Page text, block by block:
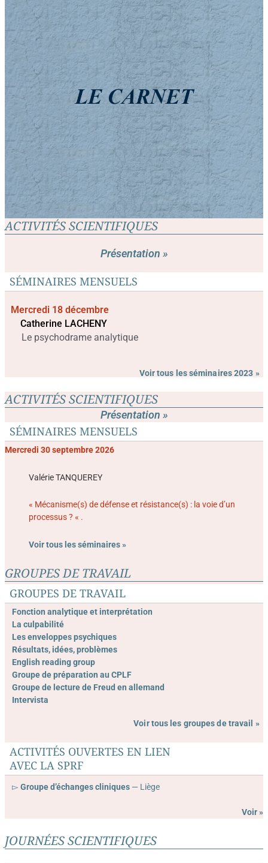
ACTIVITÉS SCIENTIFIQUES
Présentation »
SÉMINAIRES MENSUELS
Mercredi 18 décembre
Catherine LACHENY
Le psychodrame analytique
Voir tous les séminaires 2023 »
ACTIVITÉS SCIENTIFIQUES
Présentation »
SÉMINAIRES MENSUELS
Mercredi 30 septembre 2026
Valérie TANQUEREY
« Mécanisme(s) de défense et résistance(s) : la voie d’un
processus ? « .
Voir tous les séminaires »
GROUPES DE TRAVAIL
GROUPES DE TRAVAIL
Fonction analytique et interprétation
La culpabilité
Les enveloppes psychiques
Résultats, idées, problèmes
English reading group
Groupe de préparation au CPLF
Groupe de lecture de Freud en allemand
Intervista
Voir tous les groupes de travail »
ACTIVITÉS OUVERTES EN LIEN
AVEC LA SPRF
▻Groupe d’échanges cliniques — Liège
Voir »
JOURNÉES SCIENTIFIQUES